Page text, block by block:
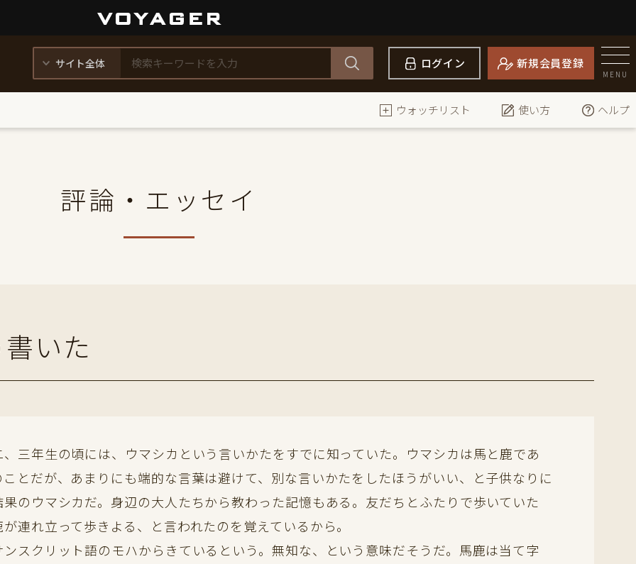
ログイン 新規会員登録
MENU
ウォッチリスト 使い方 ヘルプ
評論・エッセイ
いた
三年生の頃には、ウマシカという言いかたをすでに知っていた。ウマシカは馬と鹿であ
ことだが、あまりにも端的な言葉は避けて、別な言いかたをしたほうがいい、と子供なりに
果のウマシカだ。身辺の大人たちから教わった記憶もある。友だちとふたりで歩いていた
連れ立って歩きよる、と言われたのを覚えているから。
スクリット語のモハからきているという。無知な、という意味だそうだ。馬鹿は当て字